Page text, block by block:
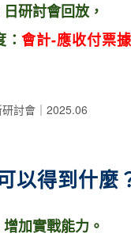
研討會回放，
： 會計-應收付票
研討會｜2025.06
以得到什麼
加實戰能力。